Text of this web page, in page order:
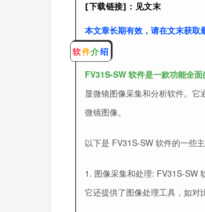
[下载链接]：见文末
本文章长期有效，请在文末获取
软件介绍
FV31S-SW 软件是一款功能全
显微镜图像采集和分析软件。
微镜图像。
以下是 FV31S-SW 软件的一些
1. 图像采集和处理: FV31S-SW
它还提供了图像处理工具，如对